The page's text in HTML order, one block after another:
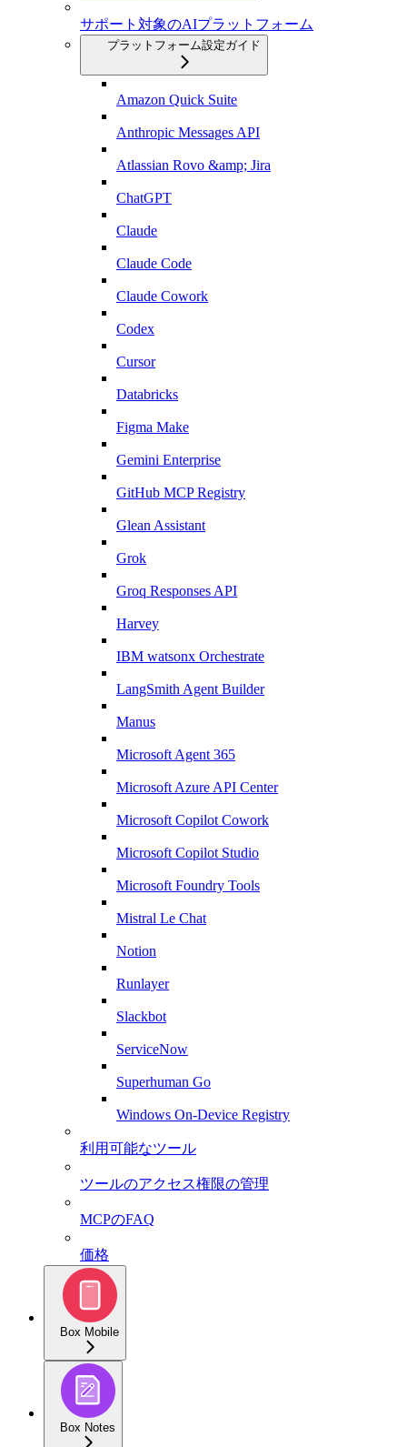
サポート対象のAIプラットフォーム
プラットフォーム設定ガイド
Amazon Quick Suite
Anthropic Messages API
Atlassian Rovo &amp; Jira
ChatGPT
Claude
Claude Code
Claude Cowork
Codex
Cursor
Databricks
Figma Make
Gemini Enterprise
GitHub MCP Registry
Glean Assistant
Grok
Groq Responses API
Harvey
IBM watsonx Orchestrate
LangSmith Agent Builder
Manus
Microsoft Agent 365
Microsoft Azure API Center
Microsoft Copilot Cowork
Microsoft Copilot Studio
Microsoft Foundry Tools
Mistral Le Chat
Notion
Runlayer
Slackbot
ServiceNow
Superhuman Go
Windows On-Device Registry
利用可能なツール
ツールのアクセス権限の管理
MCPのFAQ
価格
Box Mobile
Box Notes